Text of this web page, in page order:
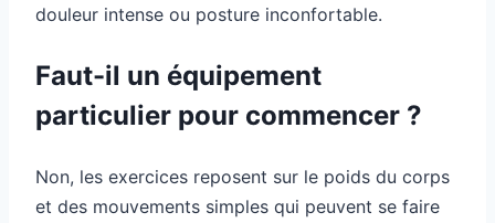
douleur intense ou posture inconfortable.
Faut-il un équipement
particulier pour commencer ?
Non, les exercices reposent sur le poids du corps
et des mouvements simples qui peuvent se faire